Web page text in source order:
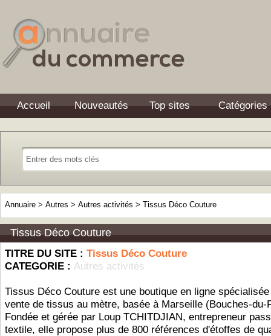
Accueil Nouveautés Top sites Catégories
Annuaire > Autres > Autres activités > Tissus Déco Couture
Tissus Déco Couture
TITRE DU SITE : Tissus Déco Couture
CATEGORIE : Autres activités
Tissus Déco Couture est une boutique en ligne
vente de tissus au mètre, basée à Marseille (Bouches-du-
Fondée et gérée par Loup TCHITDJIAN, entrepreneur
textile, elle propose plus de 800 références d'étoffes de